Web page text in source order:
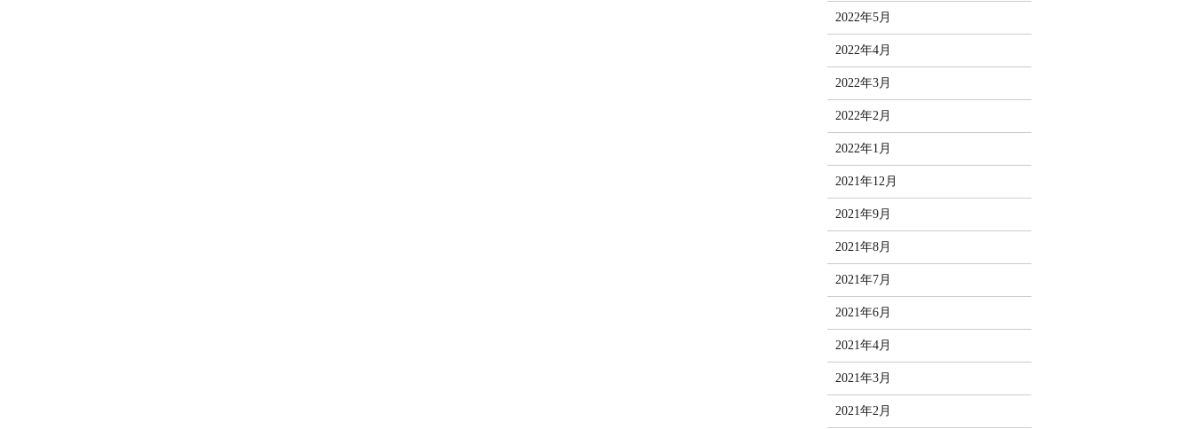
2022年5月
2022年4月
2022年3月
2022年2月
2022年1月
2021年12月
2021年9月
2021年8月
2021年7月
2021年6月
2021年4月
2021年3月
2021年2月